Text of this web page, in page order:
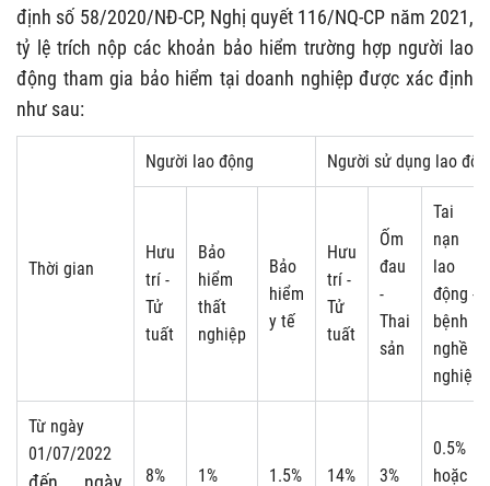
định số 58/2020/NĐ-CP, Nghị quyết 116/NQ-CP năm 2021,
tỷ lệ trích nộp các khoản bảo hiểm trường hợp người lao
động tham gia bảo hiểm tại doanh nghiệp được xác định
như sau:
Thời gian
Người lao động Người sử dụng lao
Hưu
trí -
Tử
tuất
Bảo
hiểm
thất
nghiệp
Bảo
hiểm
y tế
Hưu
trí -
Tử
tuất
Ốm
đau
-
Thai
sản
Tai
nạn
lao
động -
bệnh
nghề
nghiệp
Từ ngày
01/07/2022
8% 1% 1.5% 14% 3%
0.5%
hoặc